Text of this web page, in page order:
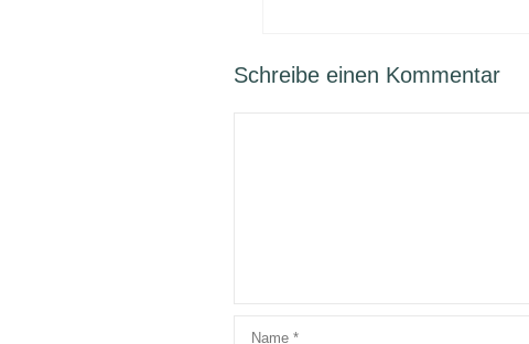
Schreibe einen Kommentar
Name